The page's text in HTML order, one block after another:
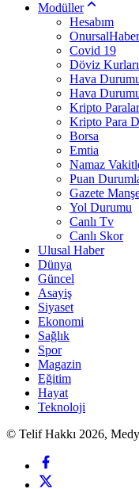
Modüller
Hesabım
Covid 19
Döviz Kurları
Hava
Hava
Kripto Paralar
Kripto Para
Borsa
Emtia
Namaz
Puan
Gazete
Yol Durumu
Canlı Tv
Canlı Skor
Ulusal Haber
Dünya
Güncel
Asayiş
Siyaset
Ekonomi
Sağlık
Spor
Magazin
Eğitim
Hayat
Teknoloji
© Telif Hakkı 2026,